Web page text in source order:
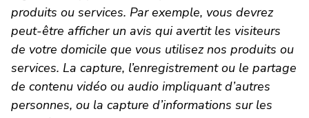
produits ou services. Par exemple, vous devrez
peut-être afficher un avis qui avertit les visiteurs
de votre domicile que vous utilisez nos produits ou
services. La capture, l’enregistrement ou le partage
de contenu vidéo ou audio impliquant d’autres
personnes, ou la capture d’informations sur les